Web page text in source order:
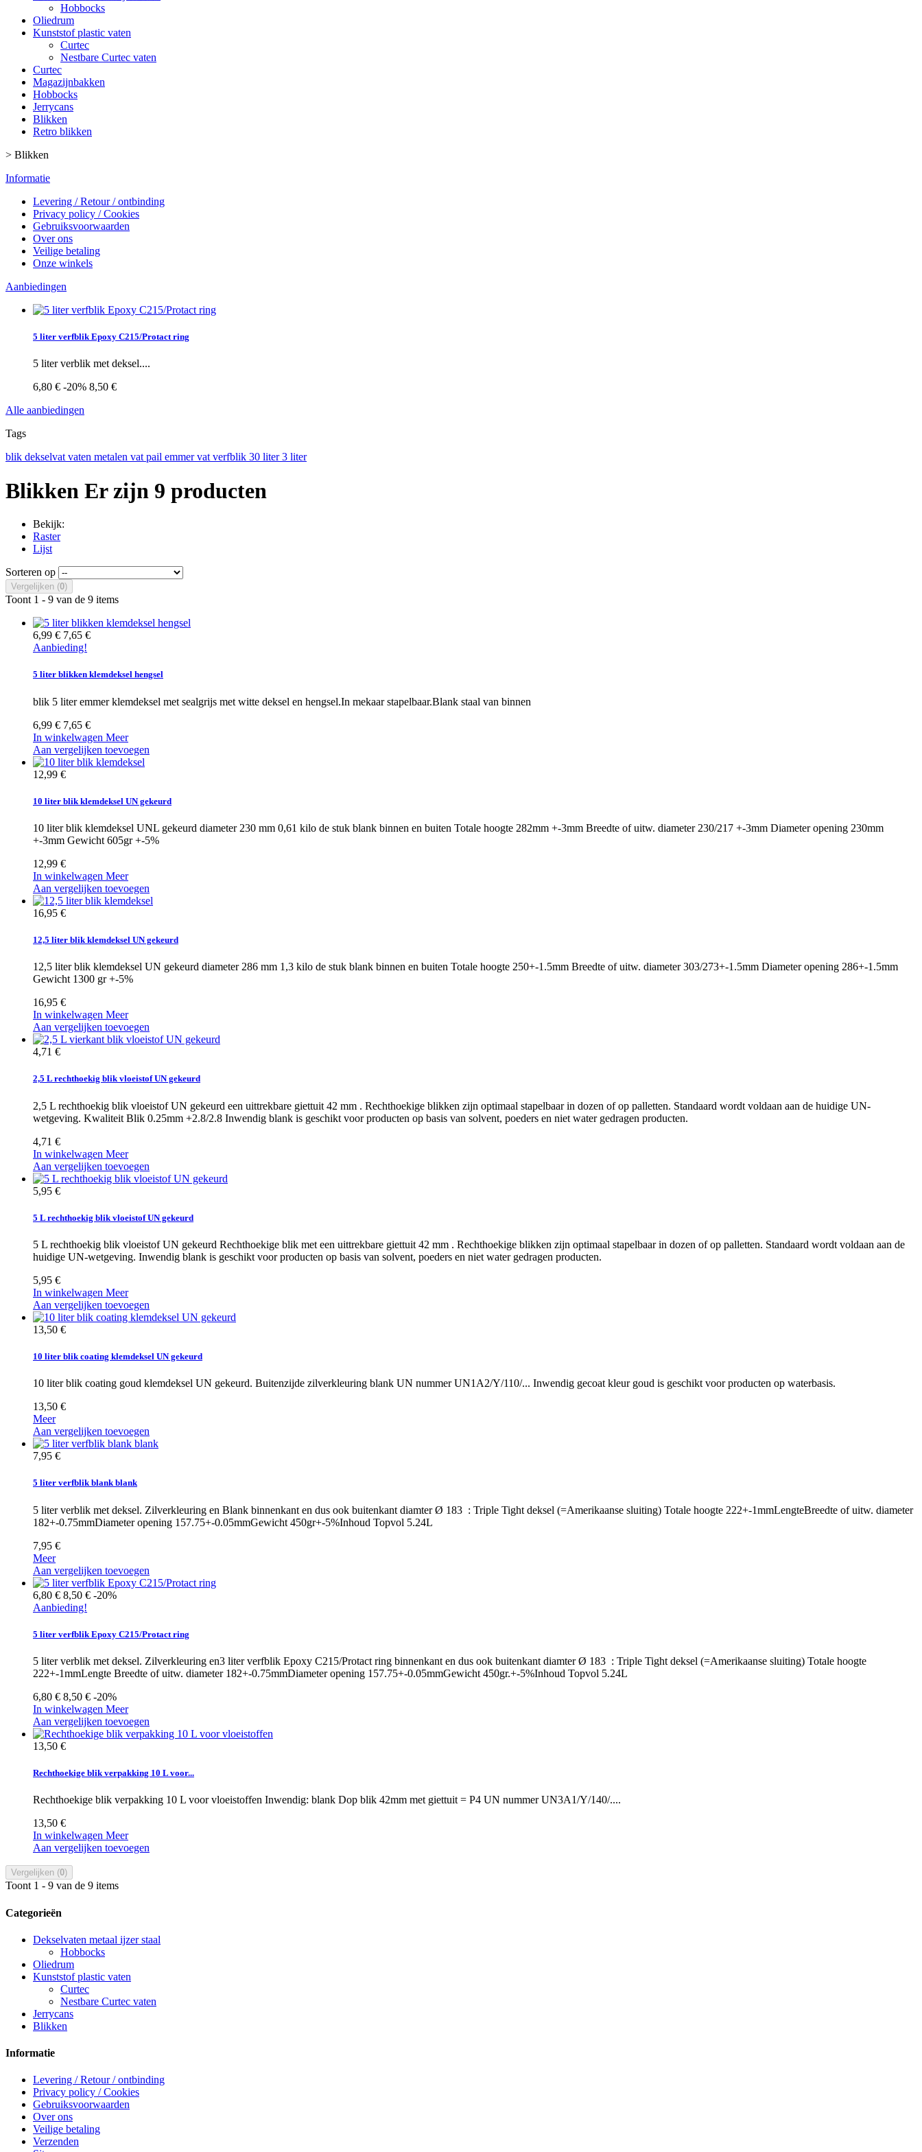
Hobbocks
Oliedrum
Kunststof plastic vaten
Curtec
Nestbare Curtec vaten
Curtec
Magazijnbakken
Hobbocks
Jerrycans
Blikken
Retro blikken
> Blikken
Informatie
Levering / Retour / ontbinding
Privacy policy / Cookies
Gebruiksvoorwaarden
Over ons
Veilige betaling
Onze winkels
Aanbiedingen
5 liter verfblik Epoxy C215/Protact ring
5 liter verblik met deksel....
6,80 € -20% 8,50 €
Alle aanbiedingen
Tags
blik dekselvat vaten metalen vat pail emmervat verfblik 30 liter3 liter
Blikken Er zijn 9 producten
Bekijk:
Raster
Lijst
Sorteren op
Vergelijken (0)
Toont 1 - 9 van de 9 items
6,99 € 7,65 €
Aanbieding!
5 liter blikken klemdeksel hengsel
blik 5 liter emmer klemdeksel met sealgrijs met witte deksel en hengsel.In mekaar stapelbaar.Blank staal van binnen
6,99 € 7,65 €
In winkelwagen Meer
Aan vergelijken toevoegen
12,99 €
10 liter blik klemdeksel UN gekeurd
10 liter blik klemdeksel UNL gekeurd diameter 230 mm 0,61 kilo de stuk blank binnen en buiten Totale hoogte 282mm +-3mm Breedte of uitw. diameter 230/217 +-3mm Diameter opening 230mm
+-3mm Gewicht 605gr +-5%
12,99 €
In winkelwagen Meer
Aan vergelijken toevoegen
16,95 €
12,5 liter blik klemdeksel UN gekeurd
12,5 liter blik klemdeksel UN gekeurd diameter 286 mm 1,3 kilo de stuk blank binnen en buiten Totale hoogte 250+-1.5mm Breedte of uitw. diameter 303/273+-1.5mm Diameter opening 286+-1.5mm
Gewicht 1300 gr +-5%
16,95 €
In winkelwagen Meer
Aan vergelijken toevoegen
4,71 €
2,5 L rechthoekig blik vloeistof UN gekeurd
2,5 L rechthoekig blik vloeistof UN gekeurd een uittrekbare giettuit 42 mm . Rechthoekige blikken zijn optimaal stapelbaar in dozen of op palletten. Standaard wordt voldaan aan de huidige UN-
wetgeving. Kwaliteit Blik 0.25mm +2.8/2.8 Inwendig blank is geschikt voor producten op basis van solvent, poeders en niet water gedragen producten.
4,71 €
In winkelwagen Meer
Aan vergelijken toevoegen
5,95 €
5 L rechthoekig blik vloeistof UN gekeurd
5 L rechthoekig blik vloeistof UN gekeurd Rechthoekige blik met een uittrekbare giettuit 42 mm . Rechthoekige blikken zijn optimaal stapelbaar in dozen of op palletten. Standaard wordt voldaan aan de
huidige UN-wetgeving. Inwendig blank is geschikt voor producten op basis van solvent, poeders en niet water gedragen producten.
5,95 €
In winkelwagen Meer
Aan vergelijken toevoegen
13,50 €
10 liter blik coating klemdeksel UN gekeurd
10 liter blik coating goud klemdeksel UN gekeurd. Buitenzijde zilverkleuring blank UN nummer UN1A2/Y/110/... Inwendig gecoat kleur goud is geschikt voor producten op waterbasis.
13,50 €
Meer
Aan vergelijken toevoegen
7,95 €
5 liter verfblik blank blank
5 liter verblik met deksel. Zilverkleuring en Blank binnenkant en dus ook buitenkant diamter Ø 183 : Triple Tight deksel (=Amerikaanse sluiting) Totale hoogte 222+-1mmLengteBreedte of uitw. diameter
182+-0.75mmDiameter opening 157.75+-0.05mmGewicht 450gr+-5%Inhoud Topvol 5.24L
7,95 €
Meer
Aan vergelijken toevoegen
6,80 € 8,50 € -20%
Aanbieding!
5 liter verfblik Epoxy C215/Protact ring
5 liter verblik met deksel. Zilverkleuring en3 liter verfblik Epoxy C215/Protact ring binnenkant en dus ook buitenkant diamter Ø 183 : Triple Tight deksel (=Amerikaanse sluiting) Totale hoogte
222+-1mmLengte Breedte of uitw. diameter 182+-0.75mmDiameter opening 157.75+-0.05mmGewicht 450gr.+-5%Inhoud Topvol 5.24L
6,80 € 8,50 € -20%
In winkelwagen Meer
Aan vergelijken toevoegen
13,50 €
Rechthoekige blik verpakking 10 L voor...
Rechthoekige blik verpakking 10 L voor vloeistoffen Inwendig: blank Dop blik 42mm met giettuit = P4 UN nummer UN3A1/Y/140/....
13,50 €
In winkelwagen Meer
Aan vergelijken toevoegen
Vergelijken (0)
Toont 1 - 9 van de 9 items
Categorieën
Dekselvaten metaal ijzer staal
Hobbocks
Oliedrum
Kunststof plastic vaten
Curtec
Nestbare Curtec vaten
Jerrycans
Blikken
Informatie
Levering / Retour / ontbinding
Privacy policy / Cookies
Gebruiksvoorwaarden
Over ons
Veilige betaling
Verzenden